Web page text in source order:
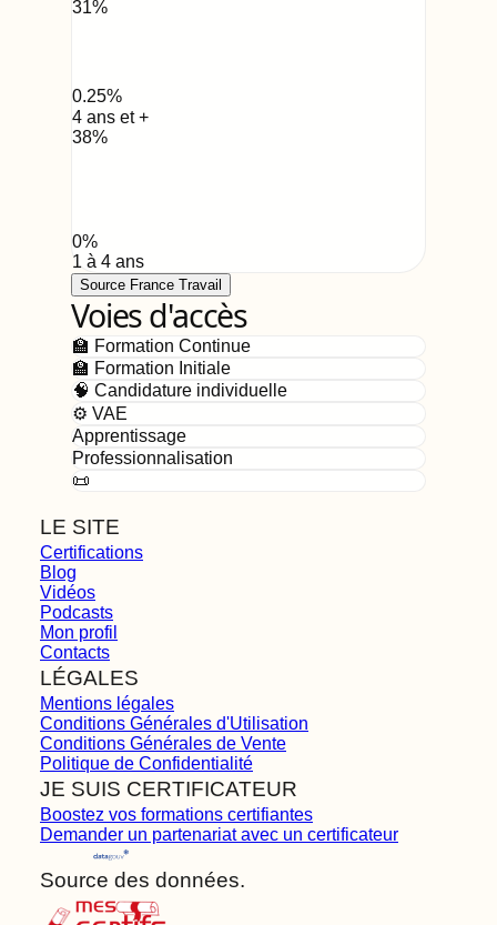
31%
0.25%
4 ans et +
38%
0%
1 à 4 ans
Source France Travail
Voies d'accès
🏫 Formation Continue
🏫 Formation Initiale
🧠 Candidature individuelle
⚙️ VAE
Apprentissage
Professionnalisation
📜
LE SITE
Certifications
Blog
Vidéos
Podcasts
Mon profil
Contacts
LÉGALES
Mentions légales
Conditions Générales d'Utilisation
Conditions Générales de Vente
Politique de Confidentialité
JE SUIS CERTIFICATEUR
Boostez vos formations certifiantes
Demander un partenariat avec un certificateur
Source des données.